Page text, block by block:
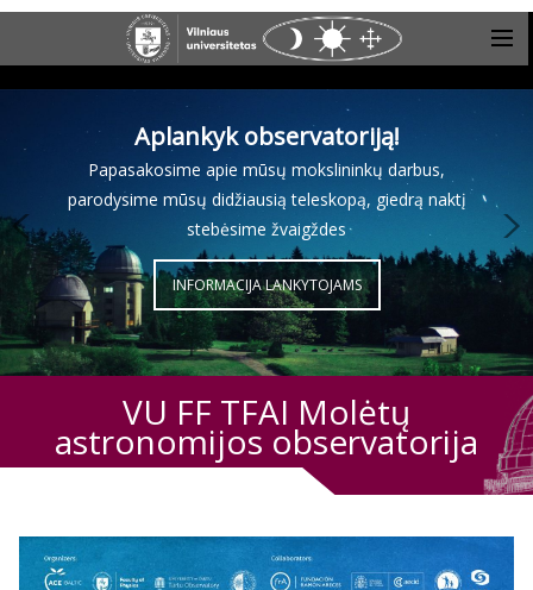
Aplankyk observatoriją!
Papasakosime apie mūsų mokslininkų darbus,
parodysime mūsų didžiausią teleskopą, giedrą naktį
stebėsime žvaigždes
INFORMACIJA LANKYTOJAMS
VU FF TFAI Molėtų
astronomijos observatorija